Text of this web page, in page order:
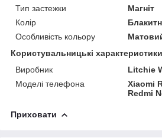
Тип застежки
Магніт
Колір
Особливість кольору
Користувальницькі характеристики
Виробник
Litchie
Моделі телефона
Xiaomi
Redmi
Приховати